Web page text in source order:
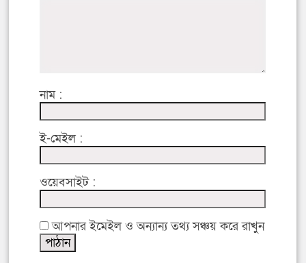
নাম :
ই-মেইল :
ওয়েবসাইট :
আপনার ইমেইল ও অন্যান্য তথ্য সঞ্চয় করে রাখুন